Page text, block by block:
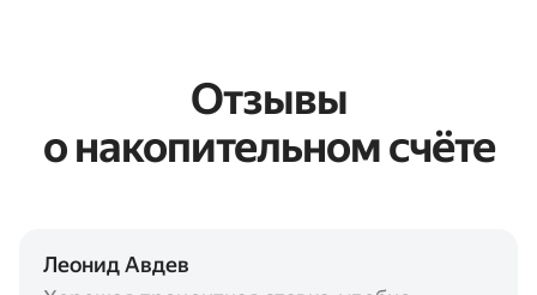
Отзывы
о накопительном счёте
Леонид Авдев